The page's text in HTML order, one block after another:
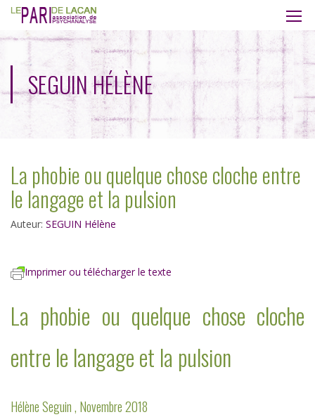
SEGUIN HÉLÈNE
La phobie ou quelque chose cloche entre
le langage et la pulsion
Auteur: SEGUIN Hélène
Imprimer ou télécharger le texte
La phobie ou quelque chose cloche
entre le langage et la pulsion
Hélène Seguin , Novembre 2018